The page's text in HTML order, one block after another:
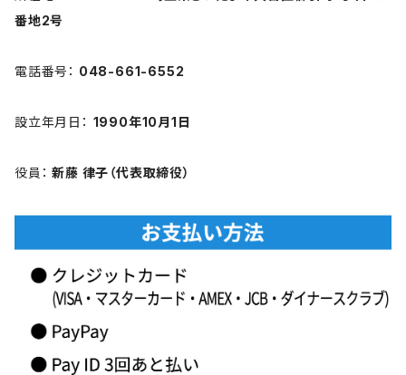
番地2号
電話番号： 048-661-6552
設立年月日： 1990年10月1日
役員： 新藤 律子（代表取締役）